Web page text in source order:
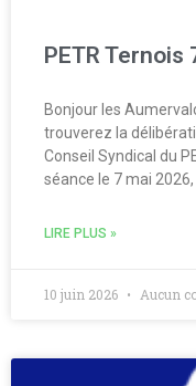
PETR Ternois
Bonjour les
trouverez la
Conseil Syndical du
séance le 7 mai 2026,
LIRE PLUS »
10 juin 2026 Aucun